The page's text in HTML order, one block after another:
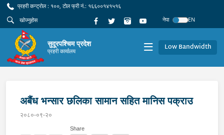
प्रहरी कन्ट्रोल : १००, टोल फ्री नं.: १६६००१४१५१६
नेपा
EN
सुदूरपश्चिम प्रदेश
प्रहरी कार्यालय Low Bandwidth
अबैंध भन्सार छलिका सामान सहित मानिस पक्राउ
२०८०-०९-२०
Share